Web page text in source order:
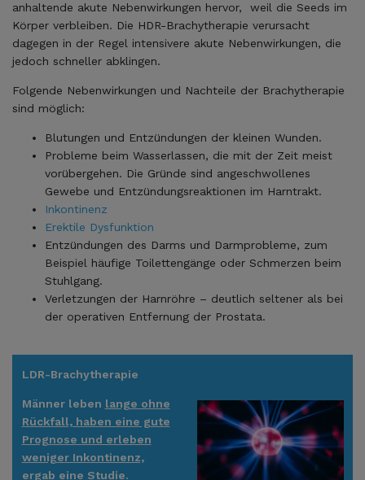
anhaltende akute Nebenwirkungen hervor, weil die Seeds im
Körper verbleiben. Die HDR-Brachytherapie verursacht
dagegen in der Regel intensivere akute Nebenwirkungen, die
jedoch schneller abklingen.
Folgende Nebenwirkungen und Nachteile der Brachytherapie
sind möglich:
Blutungen und Entzündungen der kleinen Wunden.
Probleme beim Wasserlassen, die mit der Zeit meist
vorübergehen. Die Gründe sind angeschwollenes
Gewebe und Entzündungsreaktionen im Harntrakt.
Inkontinenz
Erektile Dysfunktion
Entzündungen des Darms und Darmprobleme, zum
Beispiel häufige Toilettengänge oder Schmerzen beim
Stuhlgang.
Verletzungen der Harnröhre – deutlich seltener als bei
der operativen Entfernung der Prostata.
LDR-Brachytherapie
Männer leben lange ohne
Rückfall, haben eine gute
Prognose und erleben
weniger Inkontinenz,
ergab eine Studie.